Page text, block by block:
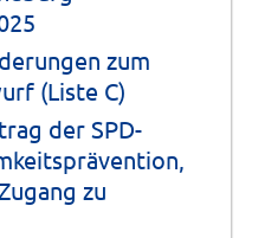
zum
(Liste C)
der SPD-
zu